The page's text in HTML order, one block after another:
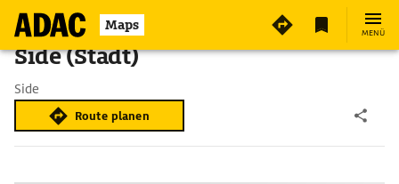
Maps MENÜ
Side (Stadt)
Side
Route planen